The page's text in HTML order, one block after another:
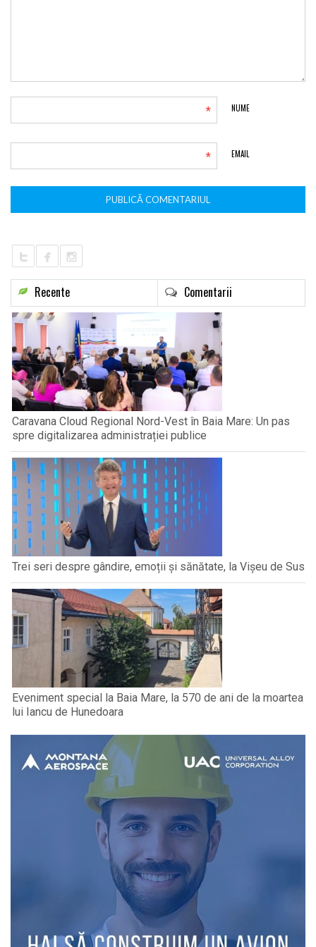
NUME
*
EMAIL
*
Recente Comentarii
Caravana Cloud Regional Nord-Vest în Baia Mare: Un pas
spre digitalizarea administrației publice
Trei seri despre gândire, emoții și sănătate, la Vișeu de Sus
Eveniment special la Baia Mare, la 570 de ani de la moartea
lui Iancu de Hunedoara